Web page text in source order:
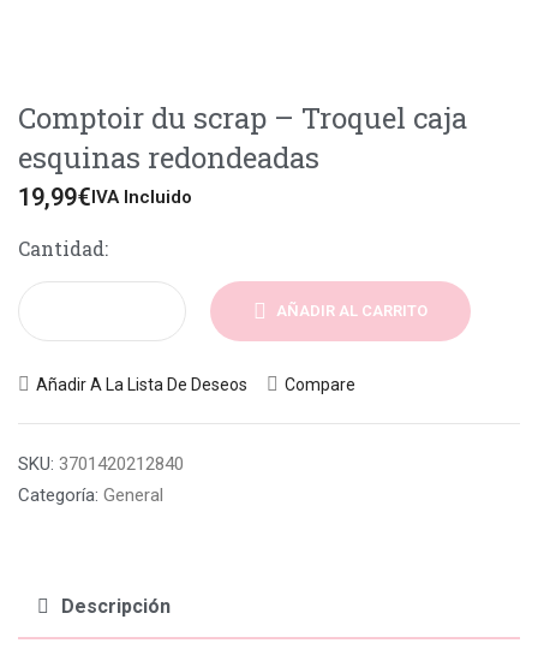
Comptoir du scrap – Troquel caja
esquinas redondeadas
19,99€IVA Incluido
Cantidad:
AÑADIR AL CARRITO
Añadir A La Lista De Deseos Compare
SKU: 3701420212840
Categoría: General
Descripción